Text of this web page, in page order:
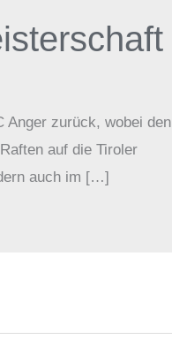
Anger zurück, wobei den
auf die Tiroler
auch im […]